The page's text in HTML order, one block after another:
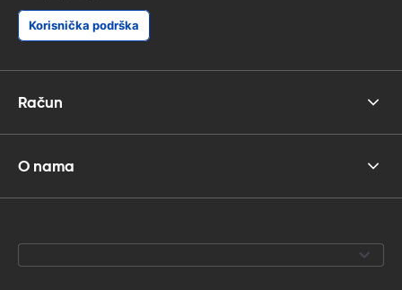
Korisnička podrška
Račun
O nama